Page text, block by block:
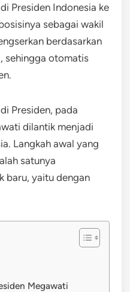
Presiden Indonesia ke
sebagai wakil
berdasarkan
sehingga otomatis
Presiden, pada
dilantik menjadi
Langkah awal yang
satunya
baru, yaitu dengan
Megawati